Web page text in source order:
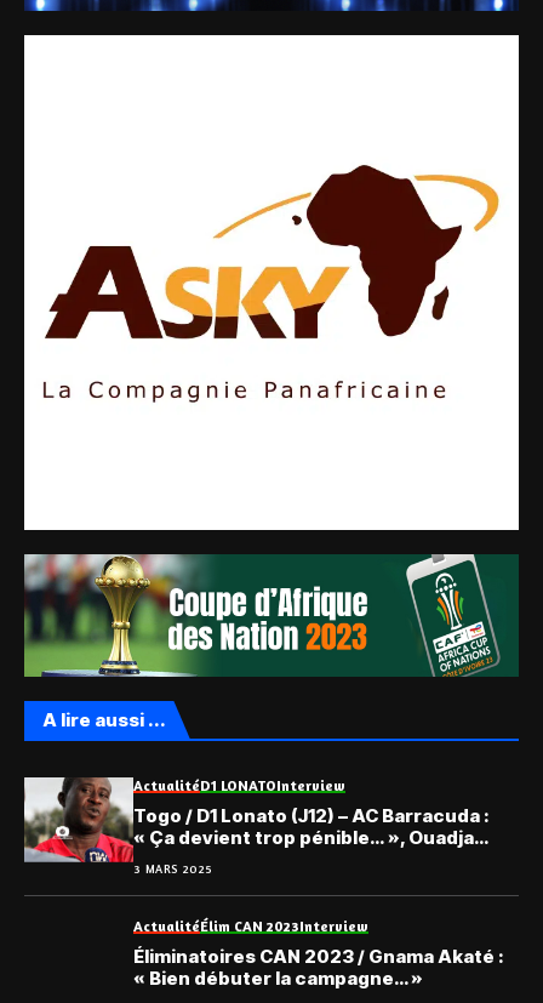
A lire aussi ...
ActualitéD1 LONATOInterview
Togo / D1 Lonato (J12) – AC Barracuda :
« Ça devient trop pénible… », Ouadja
3 MARS 2025
ActualitéÉlim CAN 2023Interview
Éliminatoires CAN 2023 / Gnama Akaté :
« Bien débuter la campagne… »